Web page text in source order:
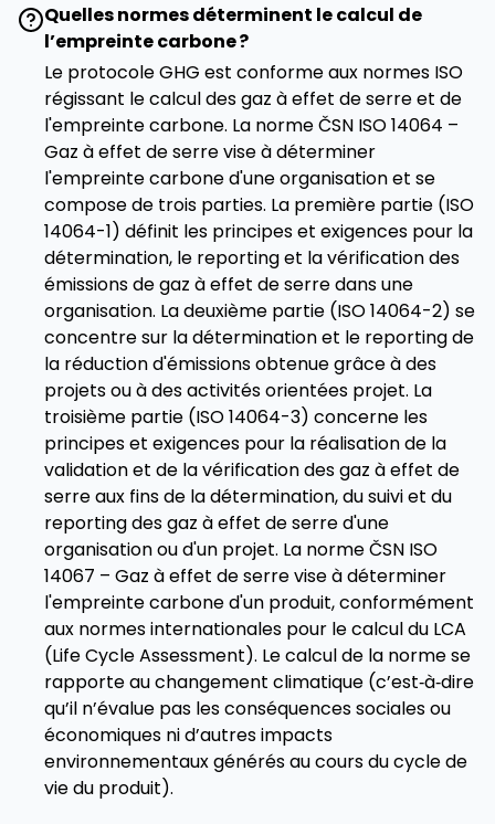
Quelles normes déterminent le calcul de
l’empreinte carbone ?
Le protocole GHG est conforme aux normes ISO
régissant le calcul des gaz à effet de serre et de
l'empreinte carbone. La norme ČSN ISO 14064 –
Gaz à effet de serre vise à déterminer
l'empreinte carbone d'une organisation et se
compose de trois parties. La première partie (ISO
14064-1) définit les principes et exigences pour la
détermination, le reporting et la vérification des
émissions de gaz à effet de serre dans une
organisation. La deuxième partie (ISO 14064-2) se
concentre sur la détermination et le reporting de
la réduction d'émissions obtenue grâce à des
projets ou à des activités orientées projet. La
troisième partie (ISO 14064-3) concerne les
principes et exigences pour la réalisation de la
validation et de la vérification des gaz à effet de
serre aux fins de la détermination, du suivi et du
reporting des gaz à effet de serre d'une
organisation ou d'un projet. La norme ČSN ISO
14067 – Gaz à effet de serre vise à déterminer
l'empreinte carbone d'un produit, conformément
aux normes internationales pour le calcul du LCA
(Life Cycle Assessment). Le calcul de la norme se
rapporte au changement climatique (c’est‑à‑dire
qu’il n’évalue pas les conséquences sociales ou
économiques ni d’autres impacts
environnementaux générés au cours du cycle de
vie du produit).